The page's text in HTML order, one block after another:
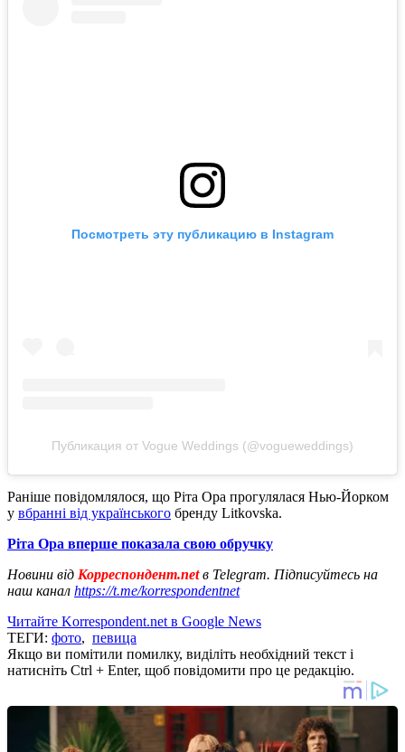
Посмотреть эту публикацию в Instagram
Публикация от Vogue Weddings (@vogueweddings)
Раніше повідомлялося, що Ріта Ора прогулялася Нью-Йорком
у вбранні від українського бренду Litkovska.
Ріта Ора вперше показала свою обручку
Новини від Корреспондент.netв Telegram. Підписуйтесь на
наш канал https://t.me/korrespondentnet
Читайте Korrespondent.net в Google News
ТЕГИ: фото, певица
Якщо ви помітили помилку, виділіть необхідний текст і
натисніть Ctrl + Enter, щоб повідомити про це редакцію.